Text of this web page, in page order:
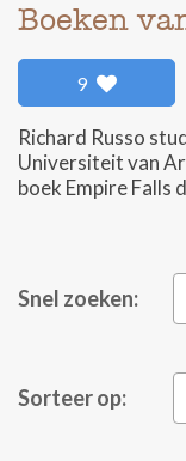
Boeken
9
Richard Russo
Universiteit van
boek Empire
Snel zoeken:
Sorteer op: